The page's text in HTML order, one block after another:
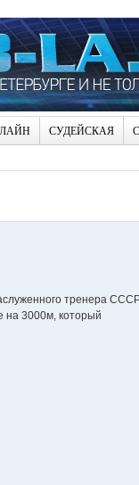
СУДЕЙСКАЯ
тренера
на 3000м, который